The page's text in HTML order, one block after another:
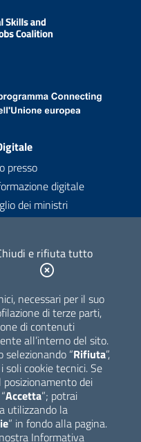
e rifiuta tutto
necessari per il suo
di terze parti,
di contenuti
all’interno del sito.
selezionando “Rifiuta”,
soli cookie tecnici. Se
dei
Accetta”; potrai
utilizzando la
” in fondo alla pagina.
Informativa
presso
digitale
dei ministri